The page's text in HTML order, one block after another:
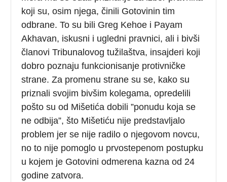
koji su, osim njega, činili Gotovinin tim
odbrane. To su bili Greg Kehoe i Payam
Akhavan, iskusni i ugledni pravnici, ali i bivši
članovi Tribunalovog tužilaštva, insajderi koji
dobro poznaju funkcionisanje protivničke
strane. Za promenu strane su se, kako su
priznali svojim bivšim kolegama, opredelili
pošto su od Mišetića dobili ”ponudu koja se
ne odbija”, što Mišetiću nije predstavljalo
problem jer se nije radilo o njegovom novcu,
no to nije pomoglo u prvostepenom postupku
u kojem je Gotovini odmerena kazna od 24
godine zatvora.